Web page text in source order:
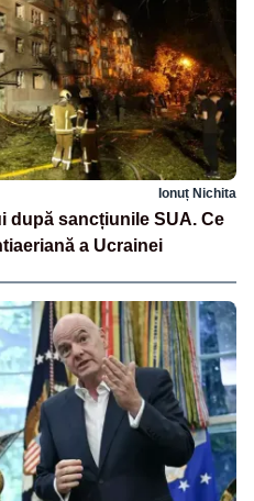
Ionuț Nichita
după sancțiunile SUA. Ce
a Ucrainei